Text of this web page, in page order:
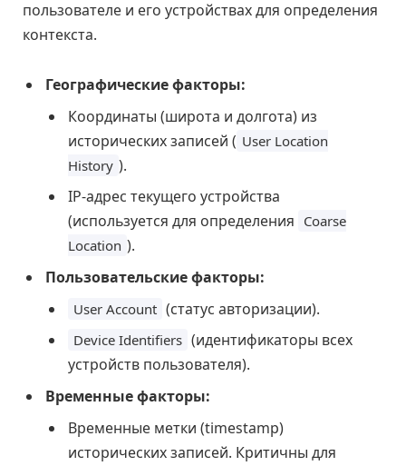
пользователе и его устройствах для определения
контекста.
Географические факторы:
Координаты (широта и долгота) из
исторических записей ( User Location
History ).
IP-адрес текущего устройства
(используется для определения Coarse
Location ).
Пользовательские факторы:
User Account (статус авторизации).
Device Identifiers (идентификаторы всех
устройств пользователя).
Временные факторы:
Временные метки (timestamp)
исторических записей. Критичны для